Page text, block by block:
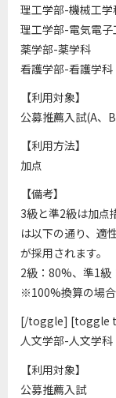
理工学部-機械工学
理工学部-電気電子
薬学部-薬学科
看護学部-看護学科
【利用対象】
公募推薦入試(A、
【利用方法】
加点
【備考】
3級と準2級は加点
は以下の通り、適
が採用されます。
2級：80%、準1
※100%換算の場合
[/toggle] [toggle
人文学部-人文学科
【利用対象】
公募推薦入試